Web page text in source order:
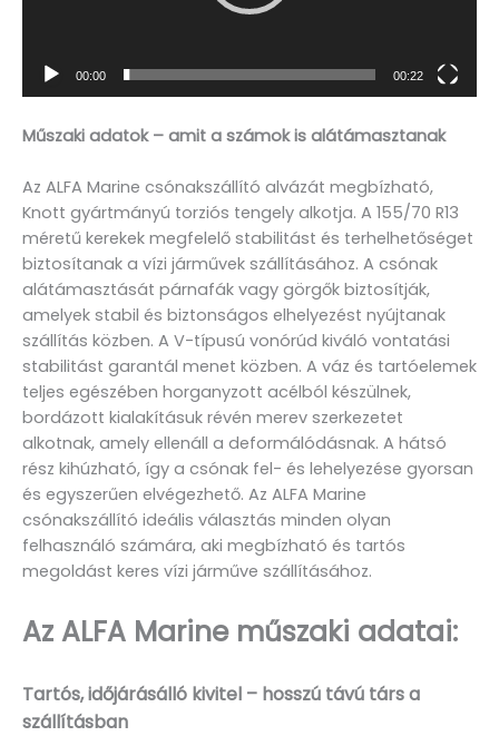
00:00 00:22
Műszaki adatok – amit a számok is alátámasztanak
Az ALFA Marine csónakszállító alvázát megbízható,
Knott gyártmányú torziós tengely alkotja. A 155/70 R13
méretű kerekek megfelelő stabilitást és terhelhetőséget
biztosítanak a vízi járművek szállításához. A csónak
alátámasztását párnafák vagy görgők biztosítják,
amelyek stabil és biztonságos elhelyezést nyújtanak
szállítás közben. A V-típusú vonórúd kiváló vontatási
stabilitást garantál menet közben. A váz és tartóelemek
teljes egészében horganyzott acélból készülnek,
bordázott kialakításuk révén merev szerkezetet
alkotnak, amely ellenáll a deformálódásnak. A hátsó
rész kihúzható, így a csónak fel- és lehelyezése gyorsan
és egyszerűen elvégezhető. Az ALFA Marine
csónakszállító ideális választás minden olyan
felhasználó számára, aki megbízható és tartós
megoldást keres vízi járműve szállításához.
Az ALFA Marine műszaki adatai:
Tartós, időjárásálló kivitel – hosszú távú társ a
szállításban